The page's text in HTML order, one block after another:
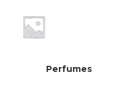
Perfumes